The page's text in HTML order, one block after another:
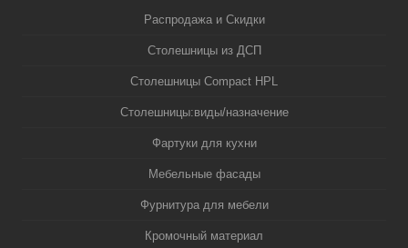
Распродажа и Скидки
Столешницы из ДСП
Столешницы Compact HPL
Столешницы:виды/назначение
Фартуки для кухни
Мебельные фасады
Фурнитура для мебели
Кромочный материал